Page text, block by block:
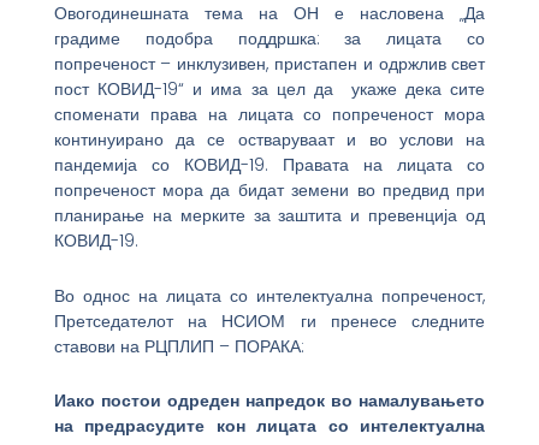
Овогодинешната тема на ОН е насловена „Да
градиме подобра поддршка: за лицата со
попреченост – инклузивен, пристапен и одржлив свет
пост КОВИД-19“ и има за цел да укаже дека сите
споменати права на лицата со попреченост мора
континуирано да се остваруваат и во услови на
пандемија со КОВИД-19. Правата на лицата со
попреченост мора да бидат земени во предвид при
планирање на мерките за заштита и превенција од
КОВИД-19.
Во однос на лицата со интелектуална попреченост,
Претседателот на НСИОМ ги пренесе следните
ставови на РЦПЛИП – ПОРАКА:
Иако постои одреден напредок во намалувањето
на предрасудите кон лицата со интелектуална